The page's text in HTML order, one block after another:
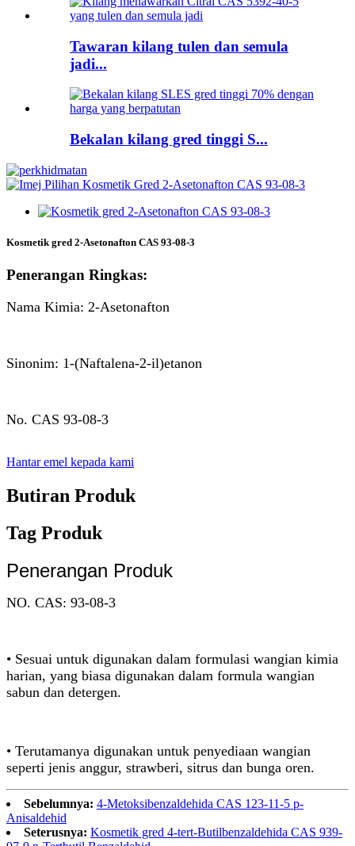
Tawaran kilang tulen dan semula
jadi...
Bekalan kilang gred tinggi S...
Kosmetik gred 2-Asetonafton CAS 93-08-3
Penerangan Ringkas:
Nama Kimia: 2-Asetonafton
Sinonim: 1-(Naftalena-2-il)etanon
No. CAS 93-08-3
Hantar emel kepada kami
Butiran Produk
Tag Produk
Penerangan Produk
NO. CAS: 93-08-3
• Sesuai untuk digunakan dalam formulasi wangian kimia
harian, yang biasa digunakan dalam formula wangian
sabun dan detergen.
• Terutamanya digunakan untuk penyediaan wangian
seperti jenis anggur, strawberi, sitrus dan bunga oren.
Sebelumnya: 4-Metoksibenzaldehida CAS 123-11-5 p-
Anisaldehid
Seterusnya: Kosmetik gred 4-tert-Butilbenzaldehida CAS 939-